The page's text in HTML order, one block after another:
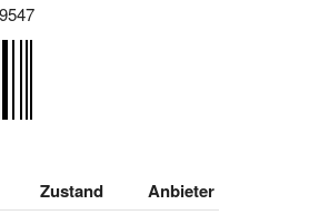
Zustand
Anbieter